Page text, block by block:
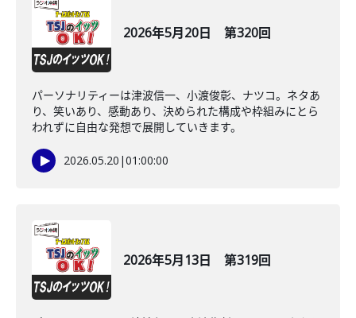
2026年5月20日 第320回
パーソナリティーは津波信一、小渡俊彰、ナツコ。ネタあ
り、笑いあり、感動あり、決められた構成や枠組みにとら
われずに自由な発想で展開していきます。
2026.05.20 |01:00:00
2026年5月13日 第319回